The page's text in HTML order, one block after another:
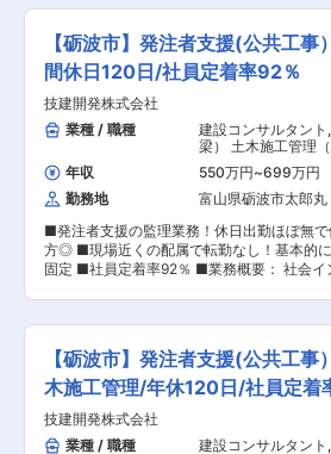
きたら独り立ち。既存のお客様をメインに
ます。 ◎困ったら先輩社員に相談しやすい
です。 ＜専門資格を取得できる＞ ・入社後は、
医薬品販売の専門知識を身につけるために、
販売者資格を取得していただきます。（取得
90％以上） ・資格取得にあたっては、無料
援を行いますのでご安心ください。 ・資格
は、資格手当として給与にも反映されます。 ■働
き方： ・基本土日祝休み／年3回の大型連休
・残業20h以内 ・スケジュールに合わせて直
帰可 ・転居を伴う転勤はありません ■やりが
い： ・最近、健康のことで困っていること
かなど、親身にお話を聞くことで、お客様と
できます。 ・「この薬すごく効き目があっ
ったよ。」「こないだのリンゴ酢美味しか
りがとう。」など、「ありがとう」という
一番のやりがいです。 変更の範囲：会社の定める
業務
ご用意しています。 ■業務内容：梱包・結
（PPテープ・PPロープなど）の製造販売を
当社で、既存顧客へのルート営業を担当し
入社後は富山県内の法人顧客（工場を持つ企
を中心に約70〜80社を担当し、製品の納期
や使用状況のヒアリング、追加提案を行いま
慣れてきたら全国の取引先へ対応範囲を広
終的には約200社を担当します。営業スタ
既存顧客のフォローが中心で、業務に慣れて
ら、新規開拓にも挑戦して頂きます。 新規対
問い合わせや紹介ベースです。月7〜10日程
全国出張があり、顧客の要望に応じた提案や
解決を行います。営業部は現在、社長のみ
で、今回欠員補充として営業を1名募集しま
顧客との信頼関係を重視し、スケジュール管
出張対応を自ら計画できる裁量の大きい仕
との関係構築に集中できるため、長期的な
係を築く営業スタイルを求める方に最適で
案型営業で顧客の課題解決に貢献できるや
があります。全国対応や出張を通じて幅広い
と接点を持ち、営業スキルを高められる環境
す。 ■働く環境：営業部は少数精鋭で、社
【砺波市】発注者支援(公共工
間休日120日/社員定着率92％
技建開発株式会社
業種 / 職種
建設コンサルタント ,
梁） 土木施工管理
造成・ダム・河川・
年収 550万円~699万円
勤務地
富山県砺波市太郎丸
■発注者支援の監理業務！休日出勤ほぼ無で
方◎ ■現場近くの配属で転勤なし！基本的
固定 ■社員定着率92％ ■業務概要： 社会インフ
点検調査などの各種業務をご担当いただき
経験豊富な方は管理職候補として参画いた
定です。お客様先からの評価も高く、より
施工管理技士での支援を増強させるため今
を開始致しました。 ■業務詳細： ・発注者支援
業務（工事監督支援業務・積算技術業務等）
います。工事監督支援業務は公共工事に対
【砺波市】発注者支援(公共工
木施工管理/年休120日/社員定着
技建開発株式会社
業種 / 職種
建設コンサルタント ,